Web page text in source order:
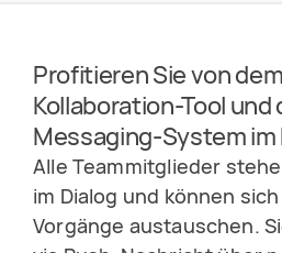
Profitieren Sie von
Kollaboration-Tool
Messaging-System im
Alle Teammitglieder
im Dialog und können
Vorgänge austauschen.